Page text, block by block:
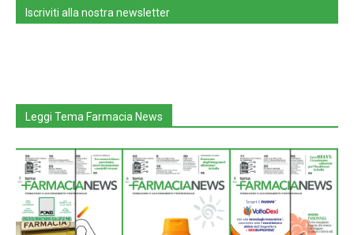
Iscriviti alla nostra newsletter
Leggi Tema Farmacia News